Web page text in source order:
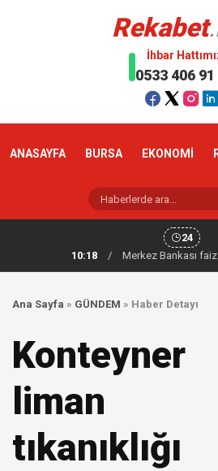
Rekabet
İhbar
0533 406 91
ANASAYFA BURSA EKONOMİ
24
10:18
/ Merkez Bankası faiz
Ana Sayfa » GÜNDEM » Haber Detayı
Konteyner
liman
tıkanıklığı